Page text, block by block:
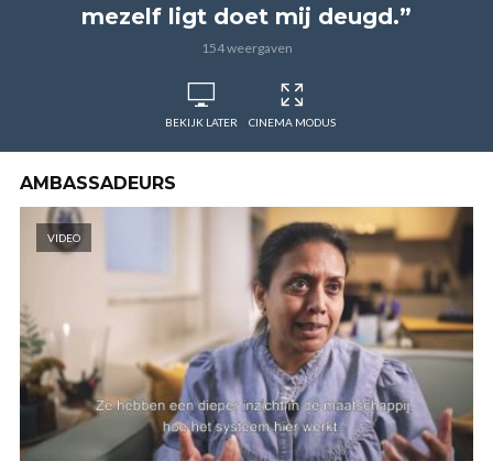
mezelf ligt doet mij deugd.”
154 weergaven
BEKIJK LATER CINEMA MODUS
AMBASSADEURS
VIDEO